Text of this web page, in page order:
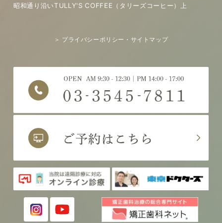
昭和通り沿いTULLY'S COFFEE（タリーズコーヒー）上
＞ プライバシーポリシー・サイトマップ